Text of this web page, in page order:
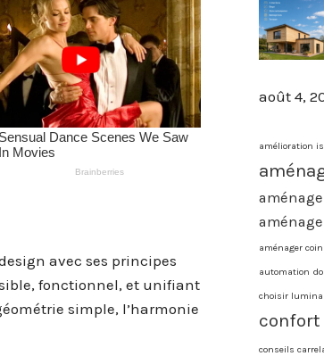
avec ses principes
fonctionnel, et unifiant
simple, l’harmonie
août 4,
amélioration
aménager
automation
choisir
conseils